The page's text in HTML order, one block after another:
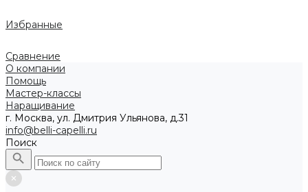
Избранные
Сравнение
О компании
Помощь
Мастер-классы
Наращивание
г. Москва, ул. Дмитрия Ульянова, д.31
info@belli-capelli.ru
Поиск